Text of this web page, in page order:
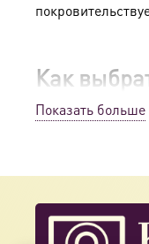
Как
Православное
Традиционно
Как это принято
Показать больше